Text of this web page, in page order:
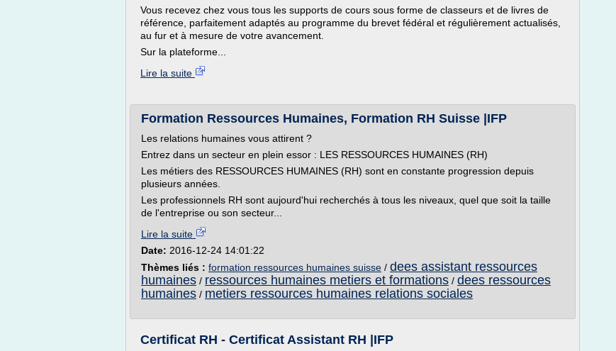
Vous recevez chez vous tous les supports de cours sous forme de classeurs et de livres de
référence, parfaitement adaptés au programme du brevet fédéral et régulièrement actualisés,
au fur et à mesure de votre avancement.
Sur la plateforme...
Lire la suite
Formation Ressources Humaines, Formation RH Suisse |IFP
Les relations humaines vous attirent ?
Entrez dans un secteur en plein essor : LES RESSOURCES HUMAINES (RH)
Les métiers des RESSOURCES HUMAINES (RH) sont en constante progression depuis
plusieurs années.
Les professionnels RH sont aujourd'hui recherchés à tous les niveaux, quel que soit la taille
de l'entreprise ou son secteur...
Lire la suite
Date: 2016-12-24 14:01:22
Thèmes liés : formation ressources humaines suisse / dees assistant ressources
humaines / ressources humaines metiers et formations / dees ressources
humaines / metiers ressources humaines relations sociales
Certificat RH - Certificat Assistant RH |IFP